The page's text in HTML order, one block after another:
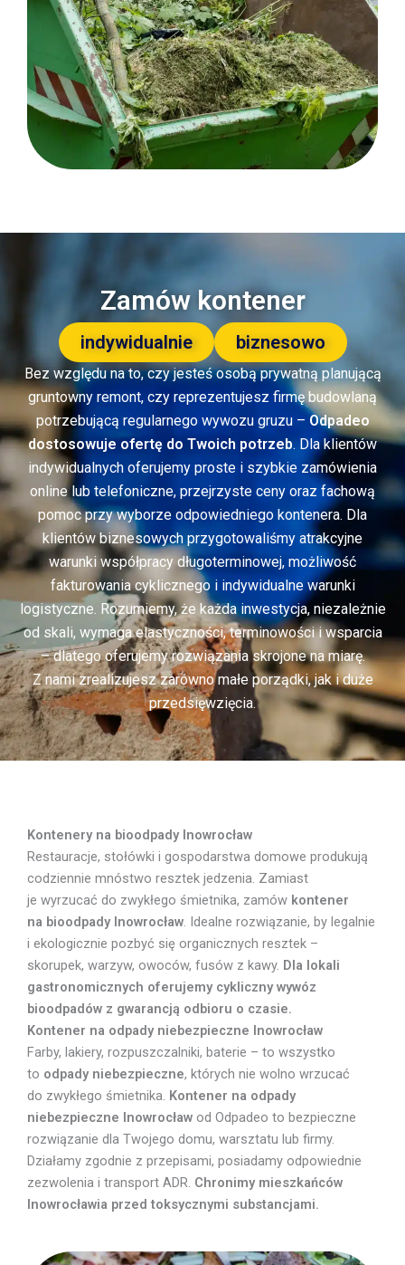
Zamów kontener
indywidualnie biznesowo
Bez względu na to, czy jesteś osobą prywatną planującą
gruntowny remont, czy reprezentujesz firmę budowlaną
potrzebującą regularnego wywozu gruzu – Odpadeo
dostosowuje ofertę do Twoich potrzeb. Dla klientów
indywidualnych oferujemy proste i szybkie zamówienia
online lub telefoniczne, przejrzyste ceny oraz fachową
pomoc przy wyborze odpowiedniego kontenera. Dla
klientów biznesowych przygotowaliśmy atrakcyjne
warunki współpracy długoterminowej, możliwość
fakturowania cyklicznego i indywidualne warunki
logistyczne. Rozumiemy, że każda inwestycja, niezależnie
od skali, wymaga elastyczności, terminowości i wsparcia
– dlatego oferujemy rozwiązania skrojone na miarę.
Z nami zrealizujesz zarówno małe porządki, jak i duże
przedsięwzięcia.
Kontenery na bioodpady Inowrocław
Restauracje, stołówki i gospodarstwa domowe produkują
codziennie mnóstwo resztek jedzenia. Zamiast
je wyrzucać do zwykłego śmietnika, zamów kontener
na bioodpady Inowrocław. Idealne rozwiązanie, by legalnie
i ekologicznie pozbyć się organicznych resztek –
skorupek, warzyw, owoców, fusów z kawy. Dla lokali
gastronomicznych oferujemy cykliczny wywóz
bioodpadów z gwarancją odbioru o czasie.
Kontener na odpady niebezpieczne Inowrocław
Farby, lakiery, rozpuszczalniki, baterie – to wszystko
to odpady niebezpieczne, których nie wolno wrzucać
do zwykłego śmietnika. Kontener na odpady
niebezpieczne Inowrocław od Odpadeo to bezpieczne
rozwiązanie dla Twojego domu, warsztatu lub firmy.
Działamy zgodnie z przepisami, posiadamy odpowiednie
zezwolenia i transport ADR. Chronimy mieszkańców
Inowrocławia przed toksycznymi substancjami.